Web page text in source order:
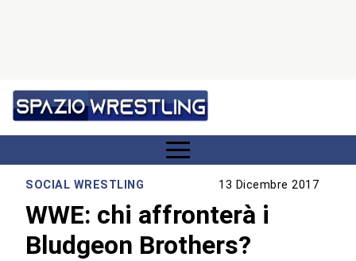
SOCIAL WRESTLING 13 Dicembre 2017
WWE: chi affronterà i
Bludgeon Brothers?